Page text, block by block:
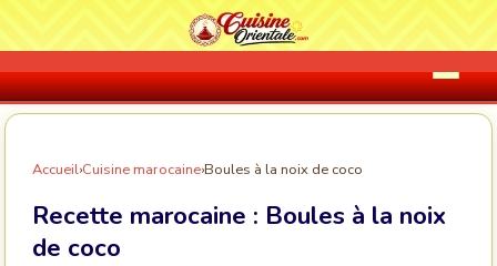
Accueil›Cuisine marocaine›Boules à la noix de coco
Recette marocaine : Boules à la noix
de coco